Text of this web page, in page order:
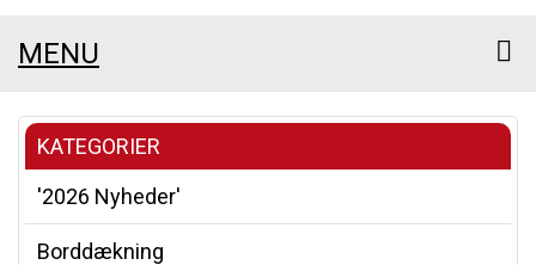
MENU
KATEGORIER
'2026 Nyheder'
Borddækning